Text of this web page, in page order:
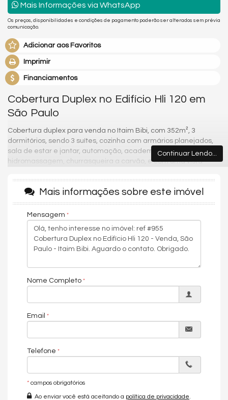
Mais Informações via WhatsApp
Os preços, disponibilidades e condições de pagamento poderão ser alterados sem prévia
comunicação.
Adicionar aos Favoritos
Imprimir
Financiamentos
Cobertura Duplex no Edifício Hli 120 em
São Paulo
Cobertura duplex para venda no Itaim Bibi, com 352m², 3
dormitórios, sendo 3 suítes, cozinha com armários planejados,
sala de estar e jantar, automação, academia, sauna seca,
hidromassagem, churrasqueira a carvão, e com uma vista
O condomínio possui uma ótima infraestrutura, contando com 3
vagas de garagem, academia, salão de festas, elevador,
segurança com monitoramento 24 horas.
O apartamento está localizado a poucos minutos das principais
vias do Itaim Bibi, são elas: Marginal Pinheiros, Avenida Faria
Lima e Avenida Cidade Jardim, além de oferecer diversas
opções de serviços e lazer, como shoppings, restaurantes,
Shopping JK Iguatemi, Estação de Metrô Faria Lima e Jurassic
Condições de pagamento: À vista ou financiamento.
Área de Serviço
Home Office
Living
Sala de Estar
Continuar Lendo...
Mais informações sobre este imóvel
Mensagem
Nome Completo
Email
Telefone
* campos obrigatórios
Ao enviar você está aceitando a política de privacidade